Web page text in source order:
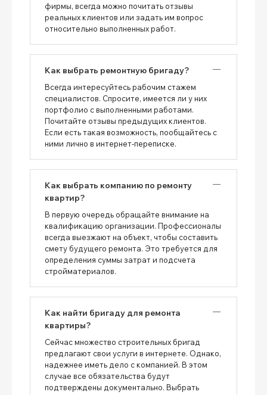
фирмы, всегда можно почитать отзывы
реальных клиентов или задать им вопрос
относительно выполненных работ.
Как выбрать ремонтную бригаду?
Всегда интересуйтесь рабочим стажем
специалистов. Спросите, имеется ли у них
портфолио с выполненными работами.
Почитайте отзывы предыдущих клиентов.
Если есть такая возможность, пообщайтесь с
ними лично в интернет-переписке.
Как выбрать компанию по ремонту
квартир?
В первую очередь обращайте внимание на
квалификацию организации. Профессионалы
всегда выезжают на объект, чтобы составить
смету будущего ремонта. Это требуется для
определения суммы затрат и подсчета
стройматериалов.
Как найти бригаду для ремонта
квартиры?
Сейчас множество строительных бригад
предлагают свои услуги в интернете. Однако,
надежнее иметь дело с компанией. В этом
случае все обязательства будут
подтверждены документально. Выбрать